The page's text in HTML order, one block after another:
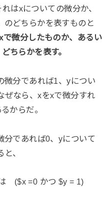
はxについての微分か、
のどちらかを表すものと
微分したものか、あるい
ちらかを表す。
微分であれば1、yについ
ぜなら、xをxで微分すれ
からだ。
分であれば0、yについて
、
($x =0 かつ $y = 1)